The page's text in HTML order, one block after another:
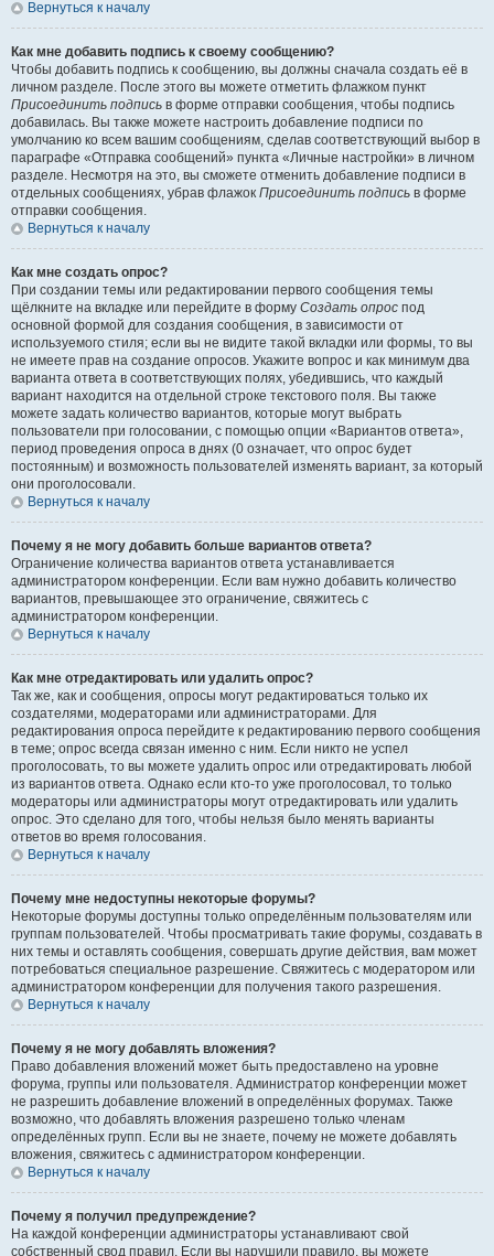
Вернуться к началу
Как мне добавить подпись к своему сообщению?
Чтобы добавить подпись к сообщению, вы должны сначала создать её в
личном разделе. После этого вы можете отметить флажком пункт
Присоединить подпись в форме отправки сообщения, чтобы подпись
добавилась. Вы также можете настроить добавление подписи по
умолчанию ко всем вашим сообщениям, сделав соответствующий выбор в
параграфе «Отправка сообщений» пункта «Личные настройки» в личном
разделе. Несмотря на это, вы сможете отменить добавление подписи в
отдельных сообщениях, убрав флажок Присоединить подпись в форме
отправки сообщения.
Вернуться к началу
Как мне создать опрос?
При создании темы или редактировании первого сообщения темы
щёлкните на вкладке или перейдите в форму Создать опрос под
основной формой для создания сообщения, в зависимости от
используемого стиля; если вы не видите такой вкладки или формы, то вы
не имеете прав на создание опросов. Укажите вопрос и как минимум два
варианта ответа в соответствующих полях, убедившись, что каждый
вариант находится на отдельной строке текстового поля. Вы также
можете задать количество вариантов, которые могут выбрать
пользователи при голосовании, с помощью опции «Вариантов ответа»,
период проведения опроса в днях (0 означает, что опрос будет
постоянным) и возможность пользователей изменять вариант, за который
они проголосовали.
Вернуться к началу
Почему я не могу добавить больше вариантов ответа?
Ограничение количества вариантов ответа устанавливается
администратором конференции. Если вам нужно добавить количество
вариантов, превышающее это ограничение, свяжитесь с
администратором конференции.
Вернуться к началу
Как мне отредактировать или удалить опрос?
Так же, как и сообщения, опросы могут редактироваться только их
создателями, модераторами или администраторами. Для
редактирования опроса перейдите к редактированию первого сообщения
в теме; опрос всегда связан именно с ним. Если никто не успел
проголосовать, то вы можете удалить опрос или отредактировать любой
из вариантов ответа. Однако если кто-то уже проголосовал, то только
модераторы или администраторы могут отредактировать или удалить
опрос. Это сделано для того, чтобы нельзя было менять варианты
ответов во время голосования.
Вернуться к началу
Почему мне недоступны некоторые форумы?
Некоторые форумы доступны только определённым пользователям или
группам пользователей. Чтобы просматривать такие форумы, создавать в
них темы и оставлять сообщения, совершать другие действия, вам может
потребоваться специальное разрешение. Свяжитесь с модератором или
администратором конференции для получения такого разрешения.
Вернуться к началу
Почему я не могу добавлять вложения?
Право добавления вложений может быть предоставлено на уровне
форума, группы или пользователя. Администратор конференции может
не разрешить добавление вложений в определённых форумах. Также
возможно, что добавлять вложения разрешено только членам
определённых групп. Если вы не знаете, почему не можете добавлять
вложения, свяжитесь с администратором конференции.
Вернуться к началу
Почему я получил предупреждение?
На каждой конференции администраторы устанавливают свой
собственный свод правил. Если вы нарушили правило, вы можете